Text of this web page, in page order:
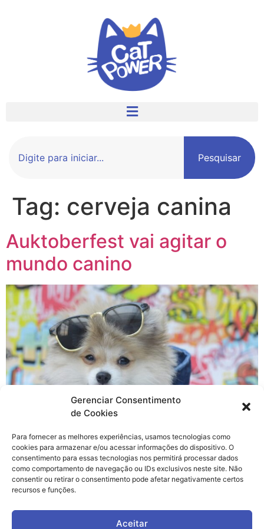
Gerenciar Consentimento
de Cookies
Para fornecer as melhores experiências, usamos tecnologias como
cookies para armazenar e/ou acessar informações do dispositivo. O
consentimento para essas tecnologias nos permitirá processar dados
como comportamento de navegação ou IDs exclusivos neste site. Não
consentir ou retirar o consentimento pode afetar negativamente certos
recursos e funções.
Aceitar
Pesquisar
Tag: cerveja canina
Auktoberfest vai agitar o
mundo canino
Nós sempre postamos no blog uns eventos bacanas,
não é verdade? Mas dessa vez quem está fazendo o
convite é o Boss. Ele quer convidar vocês para uma
festa alemã, lá dá terrinha dele, sabe? Seu pet gosta de
uma “loura gelada”? Então anote na agenda dele e na
sua também a data da 1ª […]